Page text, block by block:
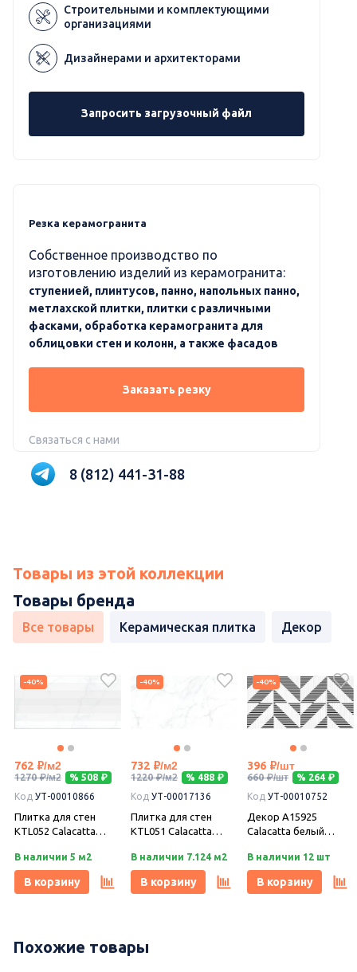
Строительными и комплектующими
организациями
Дизайнерами и архитекторами
Запросить загрузочный файл
Резка керамогранита
Собственное производство по
изготовлению изделий из керамогранита:
ступенией, плинтусов, панно, напольных панно,
метлахской плитки, плитки с различными
фасками, обработка керамогранита для
облицовки стен и колонн, а также фасадов
Заказать резку
Связаться с нами
8 (812) 441-31-88
Товары из этой коллекции
Товары бренда
Все товары Керамическая плитка Декор
-40%
762
1270
% 508
Код УТ-00010866
Плитка для стен
KTL052 Calacatta
29,8х59,8, Cersanit
В наличии 5 м2
В корзину
-40%
732
1220
% 488
Код УТ-00017136
Плитка для стен
KTL051 Calacatta
Cersanit
В наличии 7.124 м2
В корзину
-40%
396
660
% 264
Код УТ-00010752
Декор A15925
Calacatta белый
Cersanit
В наличии 12 шт
В корзину
Похожие товары